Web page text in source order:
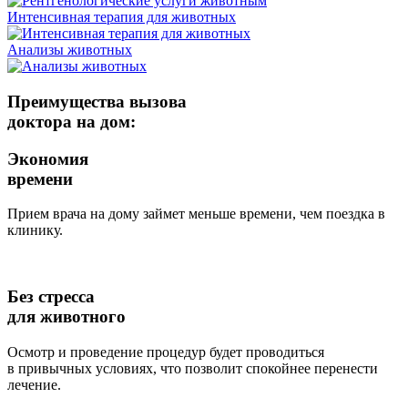
Интенсивная терапия для животных
Анализы животных
Преимущества вызова
доктора на дом:
Экономия
времени
Прием врача на дому займет меньше времени, чем поездка в
клинику.
Без стресса
для животного
Осмотр и проведение процедур будет проводиться
в привычных условиях, что позволит спокойнее перенести
лечение.